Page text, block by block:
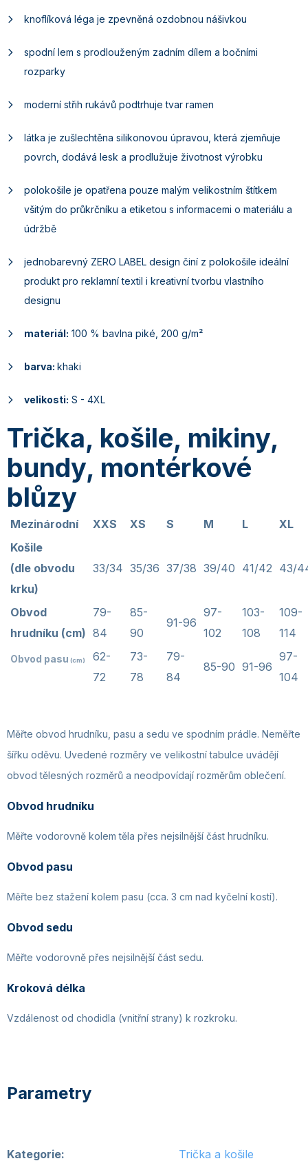
knoflíková léga je zpevněná ozdobnou nášivkou
spodní lem s prodlouženým zadním dílem a bočními
rozparky
moderní střih rukávů podtrhuje tvar ramen
látka je zušlechtěna silikonovou úpravou, která zjemňuje
povrch, dodává lesk a prodlužuje životnost výrobku
polokošile je opatřena pouze malým velikostním štítkem
všitým do průkrčníku a etiketou s informacemi o materiálu a
údržbě
jednobarevný ZERO LABEL design činí z polokošile ideální
produkt pro reklamní textil i kreativní tvorbu vlastního
designu
materiál: 100 % bavlna piké, 200 g/m²
barva: khaki
velikosti: S - 4XL
Trička, košile, mikiny,
bundy, montérkové
blůzy
Mezinárodní XXS XS S M L
XL
Košile
(dle obvodu
krku)
33/34 35/36 37/38 39/40 41/42 43/
Obvod
hrudníku (cm)
79-
84
85-
90
91-96
97-
102
103-
108
109-
114
Obvod pasu (cm)
62-
72
73-
78
79-
84
85-90 91-96
97-
104
Měřte obvod hrudníku, pasu a sedu ve spodním prádle. Neměřte
šířku oděvu. Uvedené rozměry ve velikostní tabulce uvádějí
obvod tělesných rozměrů a neodpovídají rozměrům oblečení.
Obvod hrudníku
Měřte vodorovně kolem těla přes nejsilnější část hrudníku.
Obvod pasu
Měřte bez stažení kolem pasu (cca. 3 cm nad kyčelní kostí).
Obvod sedu
Měřte vodorovně přes nejsilnější část sedu.
Kroková délka
Vzdálenost od chodidla (vnitřní strany) k rozkroku.
Kategorie: Trička a košile